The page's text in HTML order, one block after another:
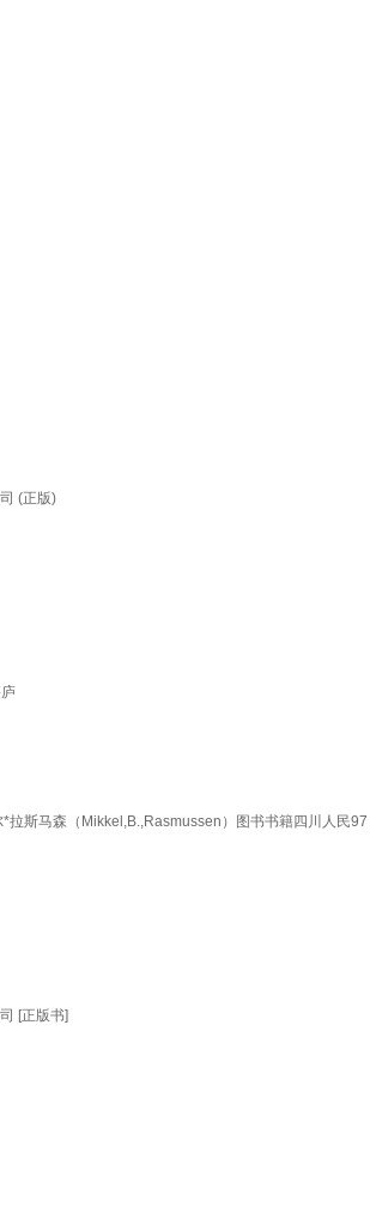
(正版)
拉斯马森（Mikkel,B.,Rasmussen）图书书籍四川人民97
[正版书]